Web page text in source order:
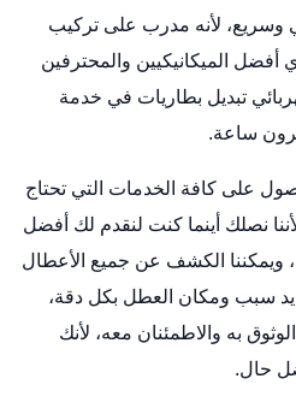
وسريع، لأنه مدرب على تركيب
أفضل الميكانيكيين والمحترفين
تبديل بطاريات في خدمة
ساعة.
على كافة الخدمات التي تحتاج
نصلك أينما كنت لنقدم لك أفضل
ويمكننا الكشف عن جميع الأعطال
سبب ومكان العطل بكل دقة،
به والاطمئنان معه، لأنك
حال.